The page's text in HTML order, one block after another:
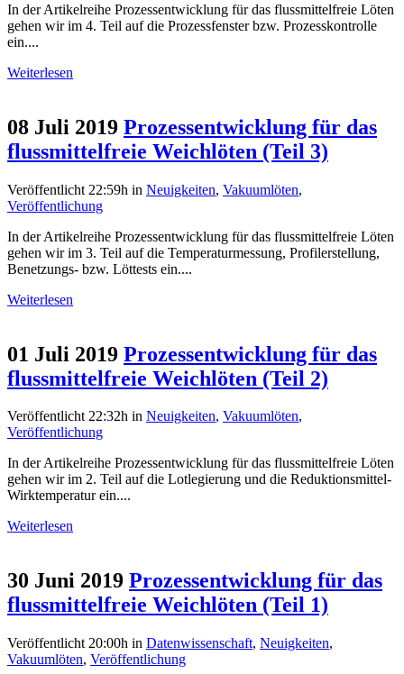
In der Artikelreihe Prozessentwicklung für das flussmittelfreie Löten
gehen wir im 4. Teil auf die Prozessfenster bzw. Prozesskontrolle
ein....
Weiterlesen
08 Juli 2019 Prozessentwicklung für das
flussmittelfreie Weichlöten (Teil 3)
Veröffentlicht 22:59h in Neuigkeiten, Vakuumlöten,
Veröffentlichung
In der Artikelreihe Prozessentwicklung für das flussmittelfreie Löten
gehen wir im 3. Teil auf die Temperaturmessung, Profilerstellung,
Benetzungs- bzw. Löttests ein....
Weiterlesen
01 Juli 2019 Prozessentwicklung für das
flussmittelfreie Weichlöten (Teil 2)
Veröffentlicht 22:32h in Neuigkeiten, Vakuumlöten,
Veröffentlichung
In der Artikelreihe Prozessentwicklung für das flussmittelfreie Löten
gehen wir im 2. Teil auf die Lotlegierung und die Reduktionsmittel-
Wirktemperatur ein....
Weiterlesen
30 Juni 2019 Prozessentwicklung für das
flussmittelfreie Weichlöten (Teil 1)
Veröffentlicht 20:00h in Datenwissenschaft, Neuigkeiten,
Vakuumlöten, Veröffentlichung